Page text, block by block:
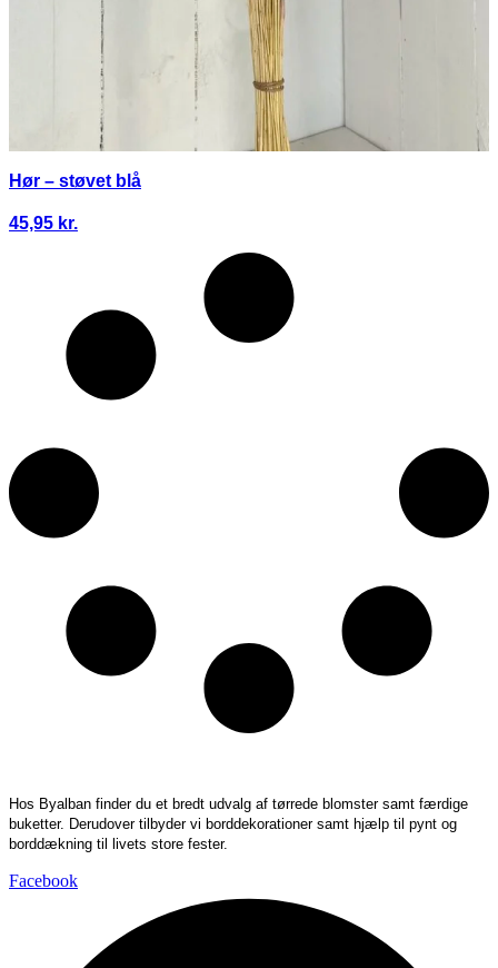
Hør – støvet blå
45,95 kr.
Hos Byalban finder du et bredt udvalg af tørrede blomster samt færdige
buketter. Derudover tilbyder vi borddekorationer samt hjælp til pynt og
borddækning til livets store fester.
Facebook